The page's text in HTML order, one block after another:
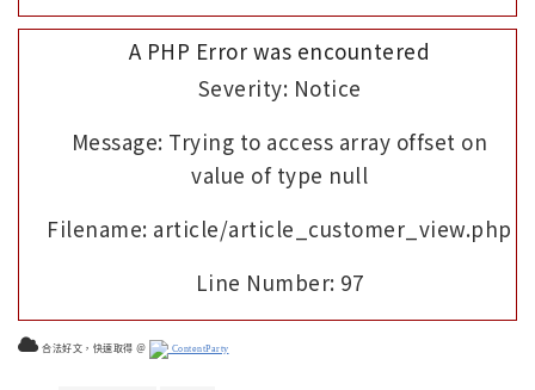
A PHP Error was encountered
Severity: Notice
Message: Trying to access array offset on
value of type null
Filename: article/article_customer_view.php
Line Number: 97
合法好文，快速取得 ＠ ContentParty